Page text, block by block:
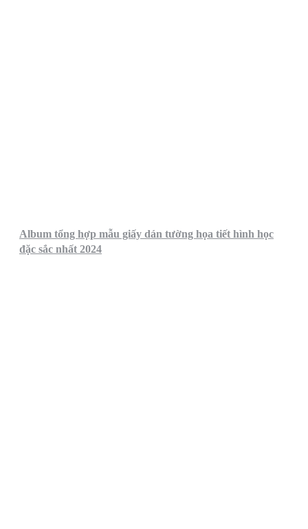
Album tổng hợp mẫu giấy dán tường họa tiết hình học
đặc sắc nhất 2024